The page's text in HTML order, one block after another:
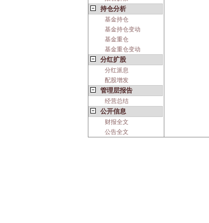
持仓分析
基金持仓
基金持仓变动
基金重仓
基金重仓变动
分红扩股
分红派息
配股增发
管理层报告
经营总结
公开信息
财报全文
公告全文